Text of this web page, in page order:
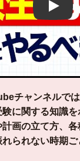
Play
チャンネルで
に関する知識を
画の立て方、
れられない時期